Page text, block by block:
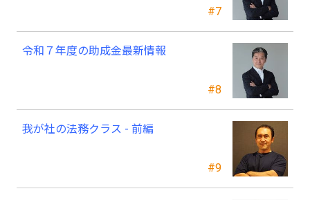
#7
#8
令和７年度の助成金最新情報
#9
我が社の法務クラス - 前編